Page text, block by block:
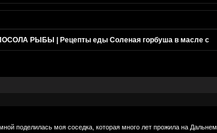
РЫБЫ | Рецепты еды Соленая горбуша в масле с
поделилась моя соседка, которая много лет прожила на Дальнем